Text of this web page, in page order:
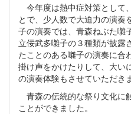
今年度は熱中症対策として
とで、少人数で大迫力の演奏
子の演奏では、青森ねぶた囃
立佞武多囃子の３種類が披露
たことのある囃子の演奏に合
掛け声をかけたりして、大い
の演奏体験もさせていただき
青森の伝統的な祭り文化に
ことができました。